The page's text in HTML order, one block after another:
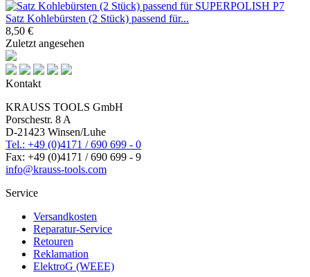
Satz Kohlebürsten (2 Stück) passend für...
8,50 €
Zuletzt angesehen
Kontakt
KRAUSS TOOLS GmbH
Porschestr. 8 A
D-21423 Winsen/Luhe
Tel.: +49 (0)4171 / 690 699 - 0
Fax: +49 (0)4171 / 690 699 - 9
info@krauss-tools.com
Service
Versandkosten
Reparatur-Service
Retouren
Reklamation
ElektroG (WEEE)